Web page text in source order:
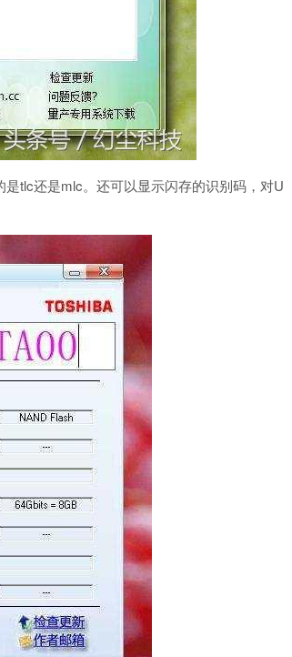
tlc还是mlc。还可以显示闪存的识别码，对U